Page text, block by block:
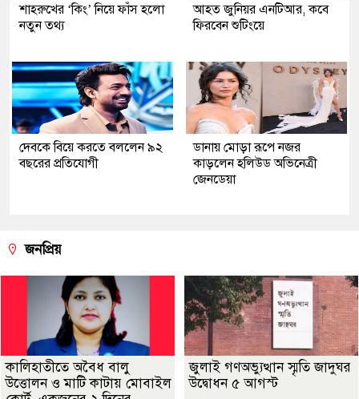
শাহরুখের ‘কিং’ নিয়ে ফাঁস হলো
নতুন তথ্য
আহত জুনিয়র এনটিআর, কবে
ফিরবেন শুটিংয়ে
দেবকে বিয়ে করতে বললেন ৯২
বছরের প্রতিযোগী
ডানায় মোড়া রূপে নজর
কাড়লেন হলিউড অভিনেত্রী
জেনডেয়া
জনপ্রিয়
কালিহাতীতে অবৈধ বালু
উত্তোলন ও মাটি কাটায় মোবাইল
জুলাই গণঅভ্যুত্থান স্মৃতি জাদুঘর
উদ্বোধন ৫ আগস্ট